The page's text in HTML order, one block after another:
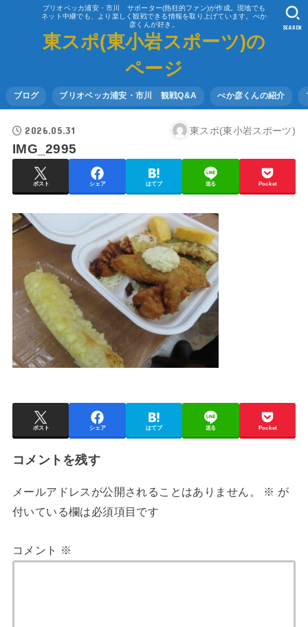
ブリオベッカ浦安・市川 サポーター(熱狂的ファン)が作成。現地でも
ネット中継でも、より楽しく観戦できる情報を取り上げています。べか
彦くんが好き。
東スポ(東小岩スポーツ)の
ページ
ブログ ブリオベッカ浦安・市川 観戦Q&A べか彦くんの紹介
SEARCH
2026.05.31 東スポ(東小岩スポーツ)
IMG_2995
ポスト シェア はてブ 送る Pocket
ポスト シェア はてブ 送る Pocket
コメントを残す
メールアドレスが公開されることはありません。 ※ が
付いている欄は必須項目です
コメント ※